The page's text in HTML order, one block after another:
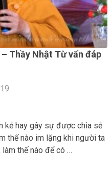
Thầy Nhật Từ vấn đáp
kẻ hay gây sự được chia sẻ
thế nào im lặng khi người ta
thế nào để có …